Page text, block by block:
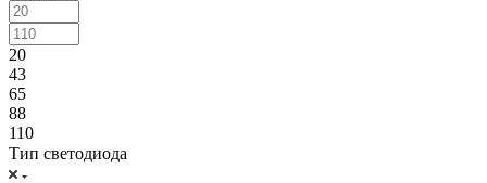
20
43
65
88
110
Тип светодиода